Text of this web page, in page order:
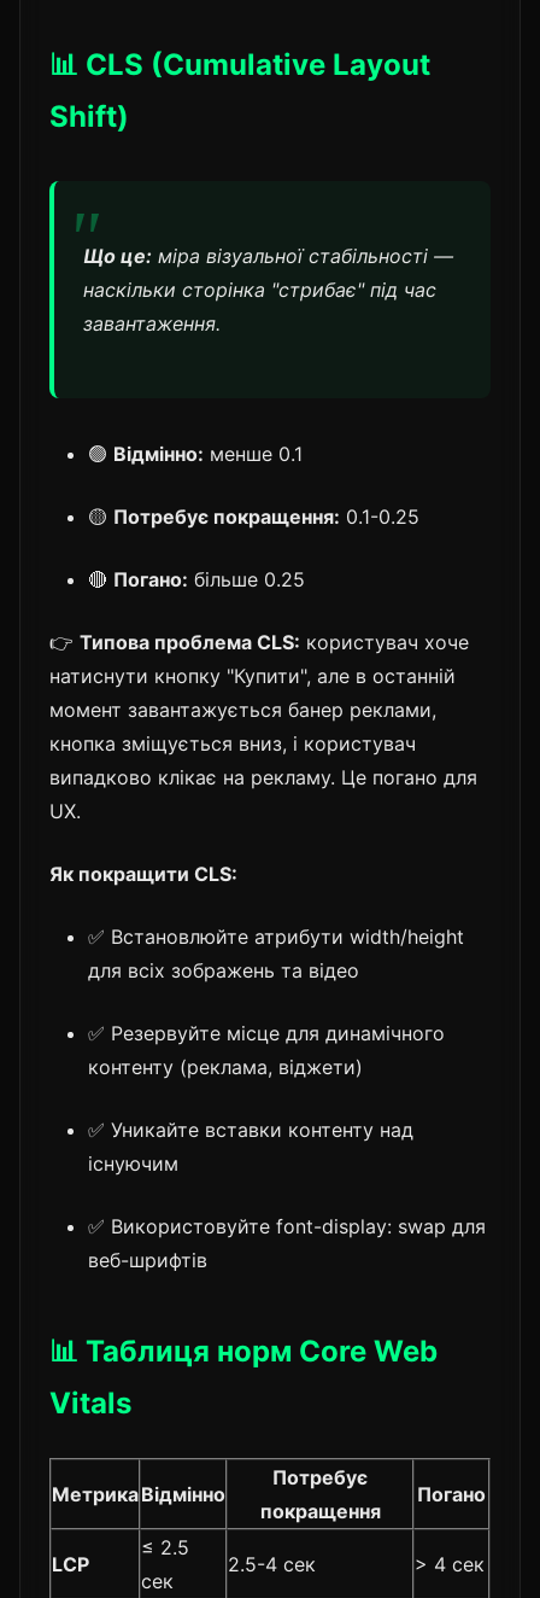
📊 CLS (Cumulative Layout
Shift)
Що це: міра візуальної стабільності —
наскільки сторінка "стрибає" під час
завантаження.
🟢 Відмінно: менше 0.1
🟡 Потребує покращення: 0.1-0.25
🔴 Погано: більше 0.25
👉 Типова проблема CLS: користувач хоче
натиснути кнопку "Купити", але в останній
момент завантажується банер реклами,
кнопка зміщується вниз, і користувач
випадково клікає на рекламу. Це погано для
UX.
Як покращити CLS:
✅ Встановлюйте атрибути width/height
для всіх зображень та відео
✅ Резервуйте місце для динамічного
контенту (реклама, віджети)
✅ Уникайте вставки контенту над
існуючим
✅ Використовуйте font-display: swap для
веб-шрифтів
📊 Таблиця норм Core Web
Vitals
МетрикаВідмінно
Потребує
покращення
Погано
LCP
≤ 2.5
сек
2.5-4 сек > 4 сек